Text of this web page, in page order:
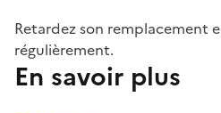
Retardez son remplacement
régulièrement.
En savoir plus